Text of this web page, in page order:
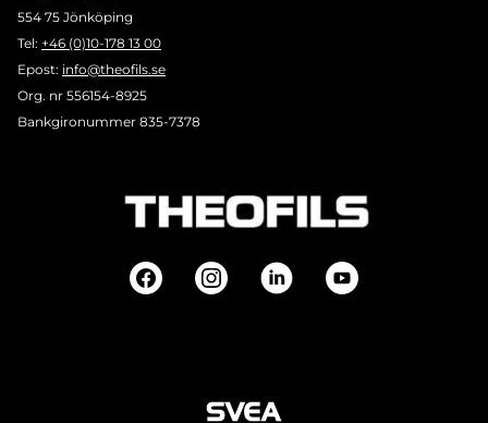
554 75 Jönköping
Tel: +46 (0)10-178 13 00
Epost: info@theofils.se
Org. nr 556154-8925
Bankgironummer 835-7378